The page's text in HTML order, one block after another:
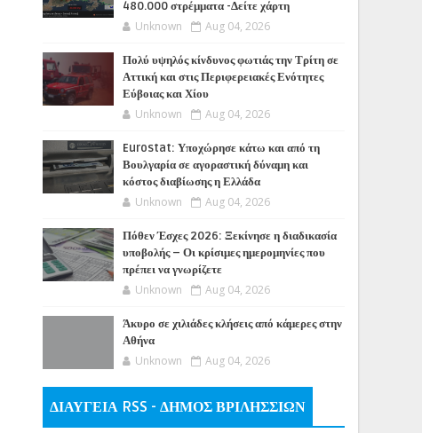
480.000 στρέμματα -Δείτε χάρτη
Unknown Aug 04, 2026
Πολύ υψηλός κίνδυνος φωτιάς την Τρίτη σε
Αττική και στις Περιφερειακές Ενότητες
Εύβοιας και Χίου
Unknown Aug 04, 2026
Eurostat: Υποχώρησε κάτω και από τη
Βουλγαρία σε αγοραστική δύναμη και
κόστος διαβίωσης η Ελλάδα
Unknown Aug 04, 2026
Πόθεν Έσχες 2026: Ξεκίνησε η διαδικασία
υποβολής – Οι κρίσιμες ημερομηνίες που
πρέπει να γνωρίζετε
Unknown Aug 04, 2026
Άκυρο σε χιλιάδες κλήσεις από κάμερες στην
Αθήνα
Unknown Aug 04, 2026
ΔΙΑΥΓΕΙΑ RSS - ΔΗΜΟΣ ΒΡΙΛΗΣΣΙΩΝ